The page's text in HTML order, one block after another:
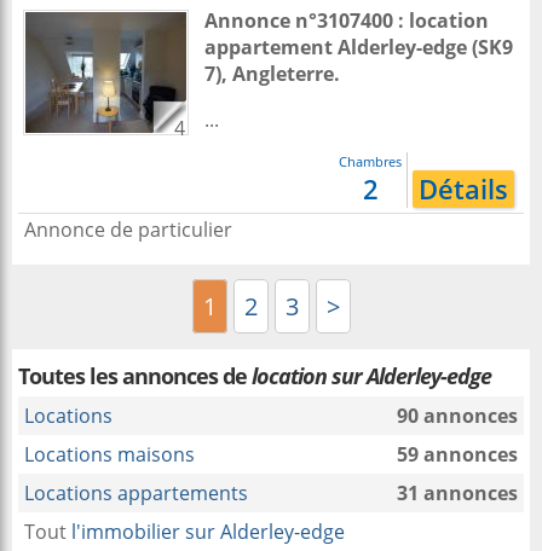
4
Annonce n°3107400 : location
appartementAlderley-edge(SK9
7), Angleterre.
...
Chambres
2 Détails
Annonce de particulier
1 2 3 >
Toutes les annonces delocation sur Alderley-edge
Locations
90 annonces
Locations maisons
59 annonces
Locations appartements
31 annonces
Tout l'immobilier sur Alderley-edge